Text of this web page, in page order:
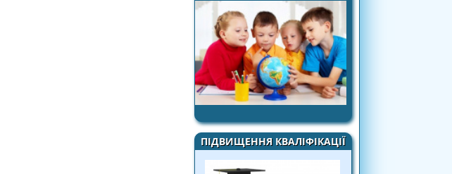
ПІДВИЩЕННЯ КВАЛІФІКАЦІЇ